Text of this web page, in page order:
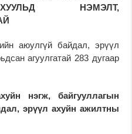
ХУУЛЬД НЭМЭЛТ,
аюулгүй байдал, эрүүл
агуулгатай 283 дугаар
нэгж, байгууллагын
эрүүл ахуйн ажилтны